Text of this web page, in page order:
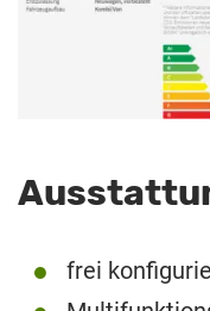
frei